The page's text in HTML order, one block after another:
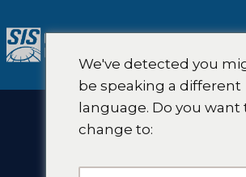
do
treści
We've detected you
be speaking a different
language. Do you want
change to: